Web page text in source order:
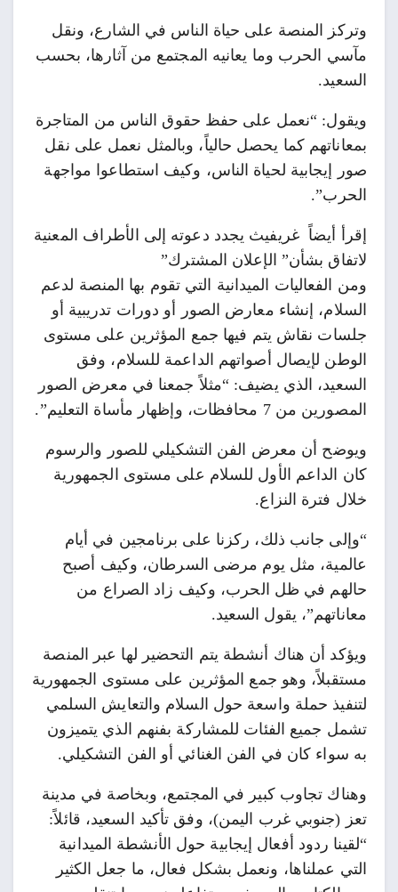
وتركز المنصة على حياة الناس في الشارع، ونقل
مآسي الحرب وما يعانيه المجتمع من آثارها، بحسب
السعيد.
ويقول: “نعمل على حفظ حقوق الناس من المتاجرة
بمعاناتهم كما يحصل حالياً، وبالمثل نعمل على نقل
صور إيجابية لحياة الناس، وكيف استطاعوا مواجهة
الحرب”.
إقرأ أيضاً غريفيث يجدد دعوته إلى الأطراف المعنية
لاتفاق بشأن” الإعلان المشترك”
ومن الفعاليات الميدانية التي تقوم بها المنصة لدعم
السلام، إنشاء معارض الصور أو دورات تدريبية أو
جلسات نقاش يتم فيها جمع المؤثرين على مستوى
الوطن لإيصال أصواتهم الداعمة للسلام، وفق
السعيد، الذي يضيف: “مثلاً جمعنا في معرض الصور
المصورين من 7 محافظات، وإظهار مأساة التعليم”.
ويوضح أن معرض الفن التشكيلي للصور والرسوم
كان الداعم الأول للسلام على مستوى الجمهورية
خلال فترة النزاع.
“وإلى جانب ذلك، ركزنا على برنامجين في أيام
عالمية، مثل يوم مرضى السرطان، وكيف أصبح
حالهم في ظل الحرب، وكيف زاد الصراع من
معاناتهم”، يقول السعيد.
ويؤكد أن هناك أنشطة يتم التحضير لها عبر المنصة
مستقبلاً، وهو جمع المؤثرين على مستوى الجمهورية
لتنفيذ حملة واسعة حول السلام والتعايش السلمي
تشمل جميع الفئات للمشاركة بفنهم الذي يتميزون
به سواء كان في الفن الغنائي أو الفن التشكيلي.
وهناك تجاوب كبير في المجتمع، وبخاصة في مدينة
تعز (جنوبي غرب اليمن)، وفق تأكيد السعيد، قائلاً:
“لقينا ردود أفعال إيجابية حول الأنشطة الميدانية
التي عملناها، ونعمل بشكل فعال، ما جعل الكثير